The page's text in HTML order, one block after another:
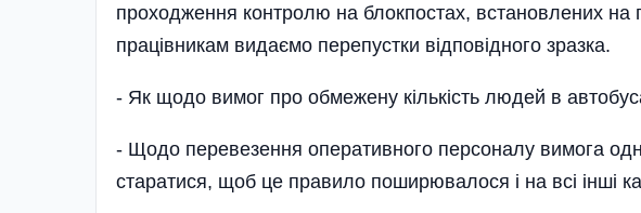
проходження контролю на блокпостах, встановлених на
працівникам видаємо перепустки відповідного зразка.
- Як щодо вимог про обмежену кількість людей в
- Щодо перевезення оперативного персоналу вимога
старатися, щоб це правило поширювалося і на всі інші